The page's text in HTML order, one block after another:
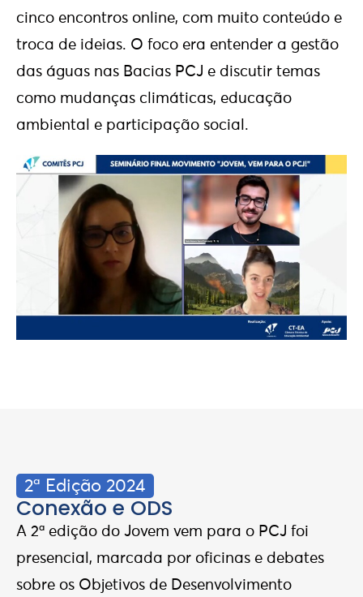
cinco encontros online, com muito conteúdo e
troca de ideias. O foco era entender a gestão
das águas nas Bacias PCJ e discutir temas
como mudanças climáticas, educação
ambiental e participação social.
2ª Edição 2024
Conexão e ODS
A 2ª edição do Jovem vem para o PCJ foi
presencial, marcada por oficinas e debates
sobre os Objetivos de Desenvolvimento